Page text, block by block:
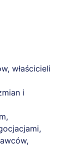
właścicieli
i